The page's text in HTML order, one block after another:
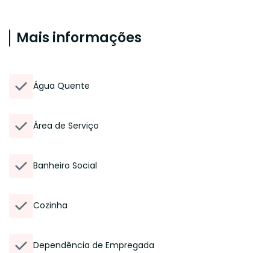
Mais informações
Água Quente
Área de Serviço
Banheiro Social
Cozinha
Dependência de Empregada